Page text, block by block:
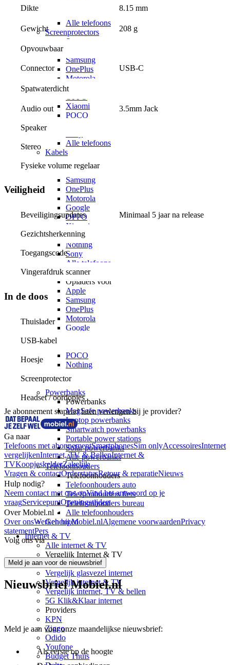
Alle telefoons
Screenprotectors
Screenprotectors voor
Samsung
OnePlus
Motorola
Google
Xiaomi
POCO
Alle telefoons
Kabels
Kabels voor
Apple
Samsung
OnePlus
Motorola
Google
OPPO
Xiaomi
POCO
Nothing
Sony
Alle telefoons
Opladers
Opladers voor
Apple
Samsung
OnePlus
Motorola
Google
POCO
Nothing
Alle telefoons
Powerbanks
Powerbanks
MagSafe powerbanks
Laptop powerbanks
Smartwatch powerbanks
Portable power stations
Solar powerbanks
Alle powerbanks
Telefoonhouders
Telefoonhouders
Telefoonhouders auto
Telefoonhouders fiets
Telefoonhouders bureau
Alle telefoonhouders
Geheugen
Internet & TV
Alle internet & TV
Vergelijk Internet & TV
Vergelijk internet
Vergelijk glasvezel internet
Vergelijk internet & TV
Vergelijk internet, TV & bellen
5G Klik&Klaar internet
Providers
KPN
Ziggo
Odido
Youfone
Budget Thuis
Dikte 8.15 mm
Gewicht 208 g
Opvouwbaar
Connector USB-C
Spatwaterdicht
Audio out 3.5mm Jack
Speaker
Stereo
Fysieke volume regelaar
Veiligheid
Beveiligingsupdates Minimaal 5 jaar na release
Gezichtsherkenning
Toegangscode
Vingerafdruk scanner
In de doos
Thuislader
USB-kabel
Hoesje
Screenprotector
Headset / oordopjes
Je abonnement slapend laten verlengen bij je provider?
Ga naar
Telefoons met abonnementSmartphonesSim onlyAccessoiresInternet
vergelijkenInternet, TV & BellenInternet &
TVKoopjeskelderZakelijk
Vragen & contactOrderstatusRetour & reparatieNieuws
Hulp nodig?
Neem contact met ons opVind het antwoord op je
vraagServicepuntOpeningstijden
Over Mobiel.nl
Over onsWerken bij Mobiel.nlAlgemene voorwaardenPrivacy
statementPers
Volg ons via
Meld je aan voor de nieuwsbrief
Nieuwsbrief Mobiel.nl
Meld je aan voor onze maandelijkse nieuwsbrief:
Als eerste op de hoogte